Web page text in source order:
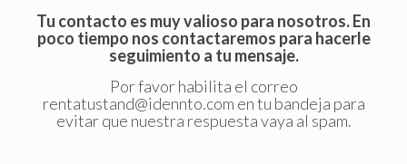
Tu contacto es muy valioso para nosotros. En
poco tiempo nos contactaremos para hacerle
seguimiento a tu mensaje.
Por favor habilita el correo
rentatustand@idennto.com en tu bandeja para
evitar que nuestra respuesta vaya al spam.